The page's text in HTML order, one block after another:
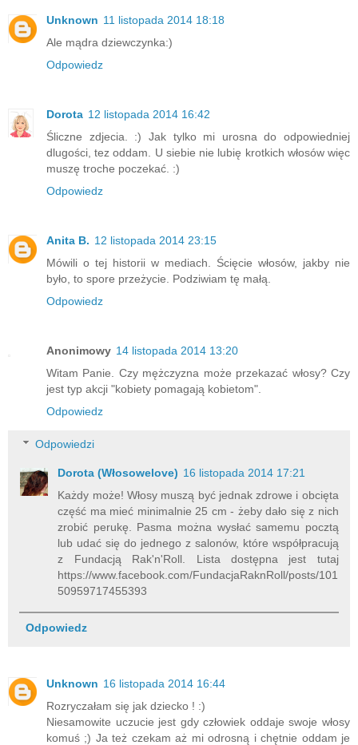
Unknown 11 listopada 2014 18:18
Ale mądra dziewczynka:)
Odpowiedz
Dorota 12 listopada 2014 16:42
Śliczne zdjecia. :) Jak tylko mi urosna do odpowiedniej
dlugości, tez oddam. U siebie nie lubię krotkich włosów więc
muszę troche poczekać. :)
Odpowiedz
Anita B. 12 listopada 2014 23:15
Mówili o tej historii w mediach. Ścięcie włosów, jakby nie
było, to spore przeżycie. Podziwiam tę małą.
Odpowiedz
Anonimowy 14 listopada 2014 13:20
Witam Panie. Czy mężczyzna może przekazać włosy? Czy
jest typ akcji "kobiety pomagają kobietom".
Odpowiedz
Odpowiedzi
Dorota (Włosowelove) 16 listopada 2014 17:21
Każdy może! Włosy muszą być jednak zdrowe i obcięta
część ma mieć minimalnie 25 cm - żeby dało się z nich
zrobić perukę. Pasma można wysłać samemu pocztą
lub udać się do jednego z salonów, które współpracują
z Fundacją Rak'n'Roll. Lista dostępna jest tutaj
https://www.facebook.com/FundacjaRaknRoll/posts/101
50959717455393
Odpowiedz
Unknown 16 listopada 2014 16:44
Rozryczałam się jak dziecko ! :)
Niesamowite uczucie jest gdy człowiek oddaje swoje włosy
komuś ;) Ja też czekam aż mi odrosną i chętnie oddam je